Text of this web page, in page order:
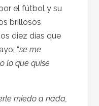
el fútbol y su
brillosos
diez días que
“se me
lo que quise
miedo a nada,